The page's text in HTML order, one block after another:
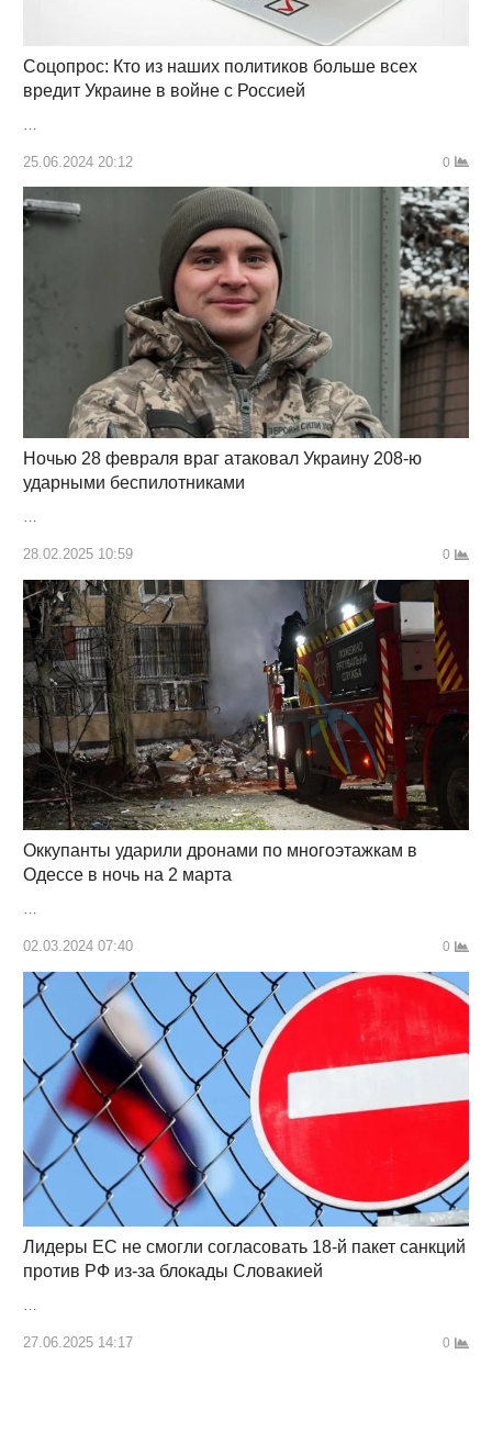
Соцопрос: Кто из наших политиков больше всех
вредит Украине в войне с Россией
25.06.2024 20:12 0
Ночью 28 февраля враг атаковал Украину 208-ю
ударными беспилотниками
…
28.02.2025 10:59 0
Оккупанты ударили дронами по многоэтажкам в
Одессе в ночь на 2 марта
…
02.03.2024 07:40 0
Лидеры ЕС не смогли согласовать 18-й пакет санкций
против РФ из-за блокады Словакией
…
27.06.2025 14:17 0